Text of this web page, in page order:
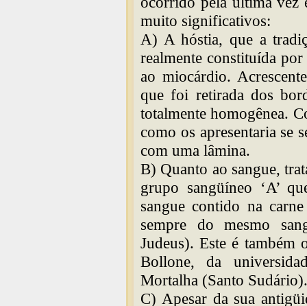
muito significativos:
A) A hóstia, que a
realmente constituída
ao miocárdio.
que foi retirada dos
totalmente homogênea.
como os apresentaria se
com uma lâmina.
B) Quanto ao sangue,
grupo sangüíneo ‘A’
sangue contido na
sempre do mesmo
Judeus). Este é
Bollone, da
Mortalha (Santo Sudário).
C) Apesar da sua